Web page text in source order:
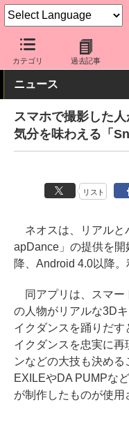
カテゴリ 過去記事
ケータイ Watch OS
ニュース
スマホで撮影した
気分を味わえる「
リスト
ネオスは、リアルと
apDance」の提供を開
降、Android 4.0以降。
同アプリは、スマー
の人物がリアルな3D
イクダンスを踊りだ
イクダンスを忠実に
ンなどの大技も決める
EXILEやDA PUMPな
が制作したものが使用